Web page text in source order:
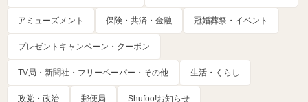
アミューズメント 保険・共済・金融 冠婚葬祭・イベント
プレゼントキャンペーン・クーポン
TV局・新聞社・フリーペーパー・その他 生活・くらし
政党・政治 郵便局 Shufoo!お知らせ